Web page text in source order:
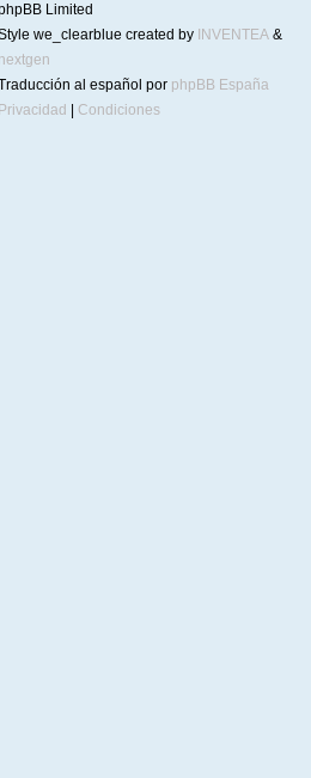
Limited
we_clearblue created by INVENTEA &
nextgen
al español por phpBB España
Privacidad
Condiciones